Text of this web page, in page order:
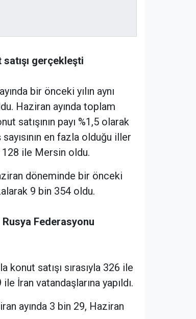
gerçekleşti
bir önceki yılın aynı
Haziran ayında toplam
satışının payı %1,5 olarak
en fazla olduğu iller
128 ile Mersin oldu.
döneminde bir önceki
9 bin 354 oldu.
Federasyonu
konut satışı sırasıyla 326 ile
İran vatandaşlarına yapıldı.
ayında 3 bin 29, Haziran